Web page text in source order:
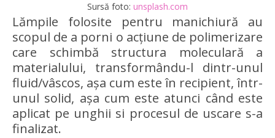
Sursă foto: unsplash.com
Lămpile folosite pentru manichiură au
scopul de a porni o acțiune de polimerizare
care schimbă structura moleculară a
materialului, transformându-l dintr-unul
fluid/vâscos, așa cum este în recipient, într-
unul solid, așa cum este atunci când este
aplicat pe unghii si procesul de uscare s-a
finalizat.